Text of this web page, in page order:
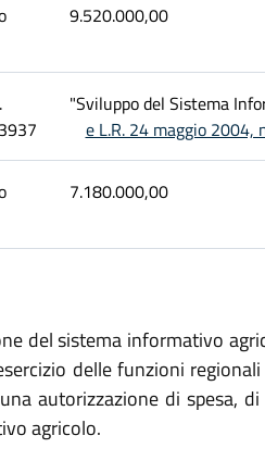
9.520.000,00
"Sviluppo del Sistema
e L.R. 24 maggio 2004,
7.180.000,00
del sistema informativo
delle funzioni
autorizzazione di spesa,
agricolo.